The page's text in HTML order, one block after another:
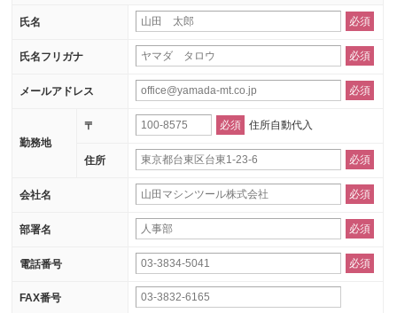
氏名 必須
氏名フリガナ 必須
メールアドレス 必須
勤務地
〒 必須 住所自動代入
住所 必須
会社名 必須
部署名 必須
電話番号 必須
FAX番号